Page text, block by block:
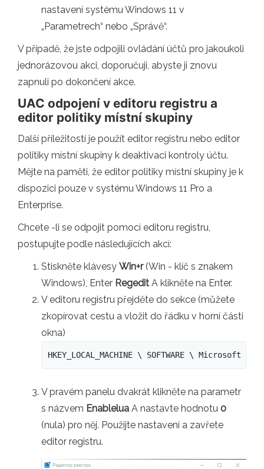
nastavení systému Windows 11 v
„Parametrech“ nebo „Správě“.
V případě, že jste odpojili ovládání účtů pro jakoukoli
jednorázovou akci, doporučuji, abyste ji znovu
zapnuli po dokončení akce.
UAC odpojení v editoru registru a
editor politiky místní skupiny
Další příležitostí je použít editor registru nebo editor
politiky místní skupiny k deaktivaci kontroly účtu.
Mějte na paměti, že editor politiky místní skupiny je k
dispozici pouze v systému Windows 11 Pro a
Enterprise.
Chcete -li se odpojit pomocí editoru registru,
postupujte podle následujících akcí:
Stiskněte klávesy Win+r(Win - klíč s znakem
Windows), Enter Regedit A klikněte na Enter.
V editoru registru přejděte do sekce (můžete
zkopírovat cestu a vložit do řádku v horní části
okna)
HKEY_LOCAL_MACHINE \ SOFTWARE \
V pravém panelu dvakrát klikněte na parametr
s názvem Enablelua A nastavte hodnotu 0
(nula) pro něj. Použijte nastavení a zavřete
editor registru.